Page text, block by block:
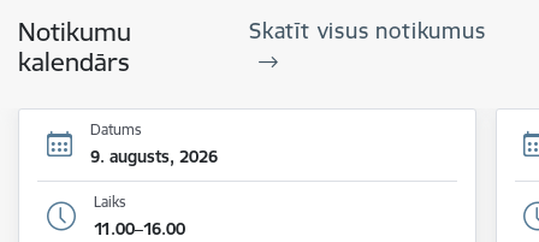
Notikumu
kalendārs
Skatīt visus notikumus
Datums
9. augusts, 2026
Laiks
11.00–16.00